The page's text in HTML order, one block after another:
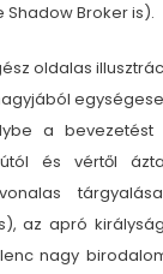
Shadow Broker is).
oldalas
a bevezetést
és vértől
az apró
nagy